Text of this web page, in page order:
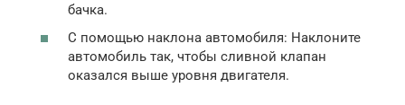
бачка.
С помощью наклона автомобиля: Наклоните
автомобиль так, чтобы сливной клапан
оказался выше уровня двигателя.